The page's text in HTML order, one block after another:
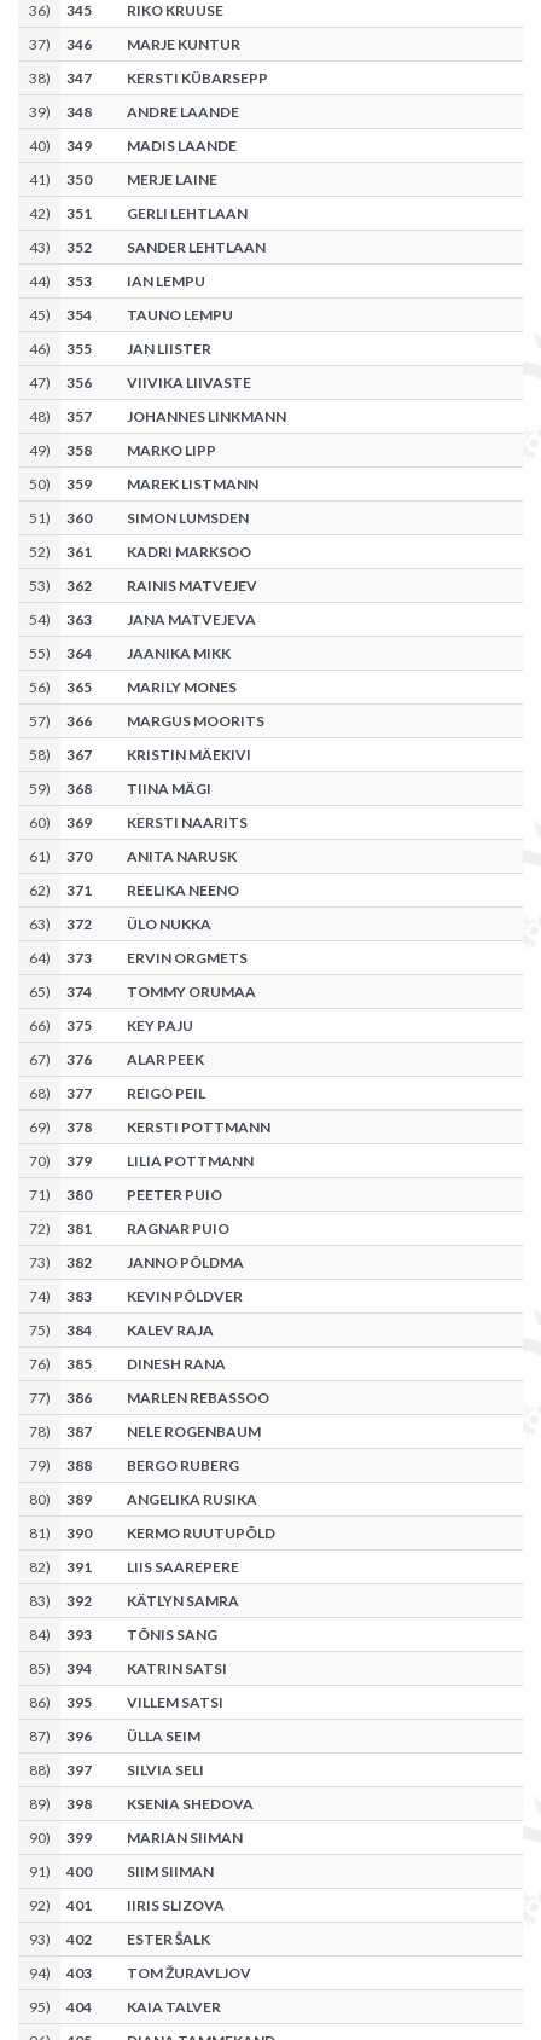
36) 345
RIKO KRUUSE
37) 346
MARJE KUNTUR
38) 347
KERSTI KÜBARSEPP
39) 348
ANDRE LAANDE
40) 349
MADIS LAANDE
41) 350
MERJE LAINE
42) 351
GERLI LEHTLAAN
43) 352
SANDER LEHTLAAN
44) 353
IAN LEMPU
45) 354
TAUNO LEMPU
46) 355
JAN LIISTER
47) 356
VIIVIKA LIIVASTE
48) 357
JOHANNES LINKMANN
49) 358
MARKO LIPP
50) 359
MAREK LISTMANN
51) 360
SIMON LUMSDEN
52) 361
KADRI MARKSOO
53) 362
RAINIS MATVEJEV
54) 363
JANA MATVEJEVA
55) 364
JAANIKA MIKK
56) 365
MARILY MONES
57) 366
MARGUS MOORITS
58) 367
KRISTIN MÄEKIVI
59) 368
TIINA MÄGI
60) 369
KERSTI NAARITS
61) 370
ANITA NARUSK
62) 371
REELIKA NEENO
63) 372
ÜLO NUKKA
64) 373
ERVIN ORGMETS
65) 374
TOMMY ORUMAA
66) 375
KEY PAJU
67) 376
ALAR PEEK
68) 377
REIGO PEIL
69) 378
KERSTI POTTMANN
70) 379
LILIA POTTMANN
71) 380
PEETER PUIO
72) 381
RAGNAR PUIO
73) 382
JANNO PÕLDMA
74) 383
KEVIN PÕLDVER
75) 384
KALEV RAJA
76) 385
DINESH RANA
77) 386
MARLEN REBASSOO
78) 387
NELE ROGENBAUM
79) 388
BERGO RUBERG
80) 389
ANGELIKA RUSIKA
81) 390
KERMO RUUTUPÕLD
82) 391
LIIS SAAREPERE
83) 392
KÄTLYN SAMRA
84) 393
TÕNIS SANG
85) 394
KATRIN SATSI
86) 395
VILLEM SATSI
87) 396
ÜLLA SEIM
88) 397
SILVIA SELI
89) 398
KSENIA SHEDOVA
90) 399
MARIAN SIIMAN
91) 400
SIIM SIIMAN
92) 401
IIRIS SLIZOVA
93) 402
ESTER ŠALK
94) 403
TOM ŽURAVLJOV
95) 404
KAIA TALVER